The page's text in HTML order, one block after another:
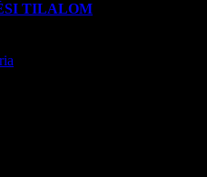
TILALOM